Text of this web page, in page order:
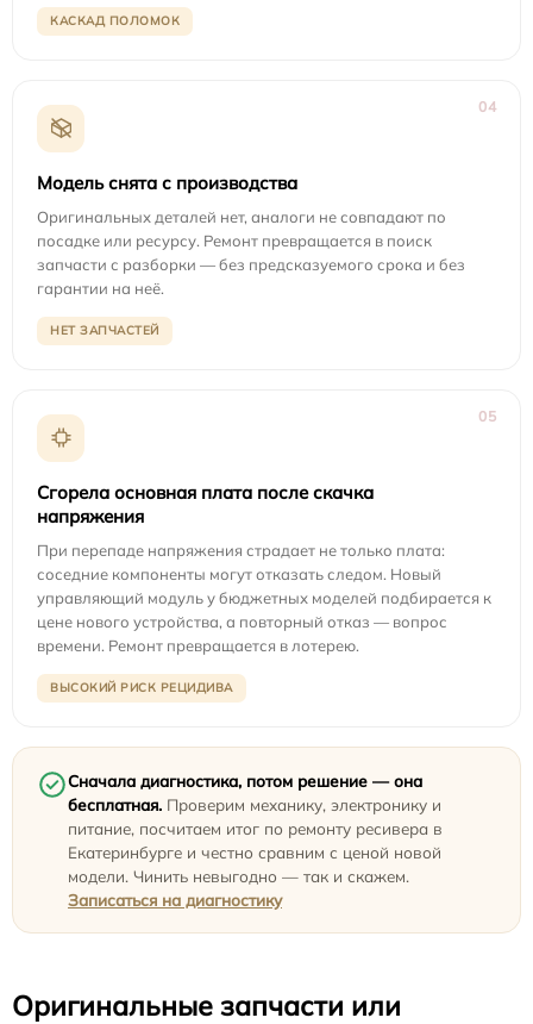
КАСКАД ПОЛОМОК
04
Модель снята с производства
Оригинальных деталей нет, аналоги не совпадают по
посадке или ресурсу. Ремонт превращается в поиск
запчасти с разборки — без предсказуемого срока и без
гарантии на неё.
НЕТ ЗАПЧАСТЕЙ
05
Сгорела основная плата после скачка
напряжения
При перепаде напряжения страдает не только плата:
соседние компоненты могут отказать следом. Новый
управляющий модуль у бюджетных моделей подбирается к
цене нового устройства, а повторный отказ — вопрос
времени. Ремонт превращается в лотерею.
ВЫСОКИЙ РИСК РЕЦИДИВА
Сначала диагностика, потом решение — она
бесплатная. Проверим механику, электронику и
питание, посчитаем итог по ремонту ресивера в
Екатеринбурге и честно сравним с ценой новой
модели. Чинить невыгодно — так и скажем.
Записаться на диагностику
Оригинальные запчасти или